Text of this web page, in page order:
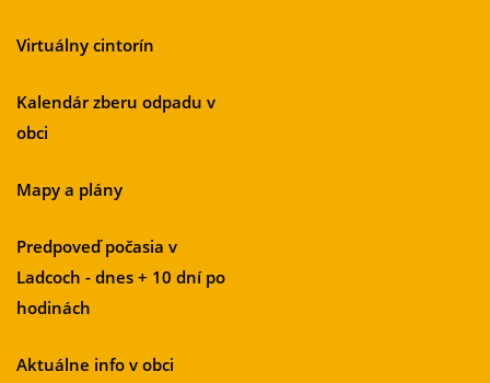
Virtuálny cintorín
Kalendár zberu odpadu v
obci
Mapy a plány
Predpoveď počasia v
Ladcoch - dnes + 10 dní po
hodinách
Aktuálne info v obci